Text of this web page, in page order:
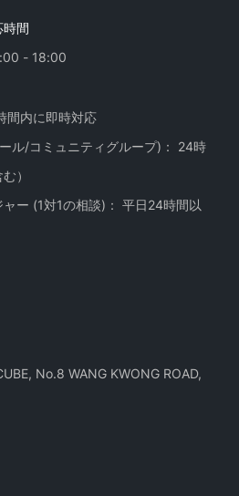
時間
- 18:00
間内に即時対応
ル/コミュニティグループ)： 24時
）
ー (1対1の相談)： 平日24時間以
No.8 WANG KWONG ROAD,